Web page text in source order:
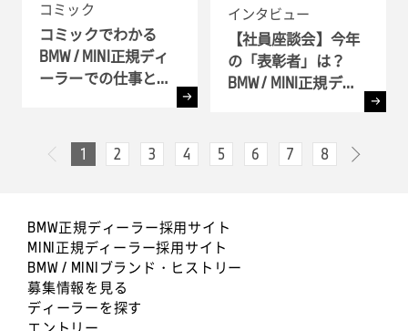
コミック
コミックでわかる
BMW / MINI正規ディ
ーラーでの仕事とキ
インタビュー
【社員座談会】今年
の「表彰者」は？
BMW / MINI正規ディ
) へ潜入
1 2 3 4 5 6 7 8
BMW正規ディーラー採用サイト
MINI正規ディーラー採用サイト
BMW / MINIブランド・ヒストリー
募集情報を見る
ディーラーを探す
エントリー